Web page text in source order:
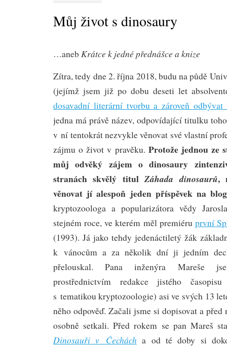
Můj život s dinosaury
…aneb Krátce k jedné přednášce a knize
Zítra, tedy dne 2. října 2018, budu na půdě
(jejímž jsem již po dobu deseti let
dosavadní literární tvorbu a zároveň odbývat
jedna má právě název, odpovídající titulku
v ní tentokrát nezvykle věnovat své vlastní
zájmu o život v pravěku.Protože jednou ze
můj odvěký zájem o dinosaury
stranách skvělý titulZáhada dinosaurů,
věnovat jí alespoň jeden příspěvek na
kryptozoologa a popularizátora vědy
stejném roce, ve kterém měl premiéru první
(1993). Já jako tehdy jedenáctiletý žák
k vánocům a za několik dní ji jedním
přelouskal. Pana inženýra Mareše
prostřednictvím redakce jistého
s tematikou kryptozoologie) asi ve svých 13
něho odpověď. Začali jsme si dopisovat a
osobně setkali. Před rokem se pan Mareš
Dinosauři v Čechách a od té doby si